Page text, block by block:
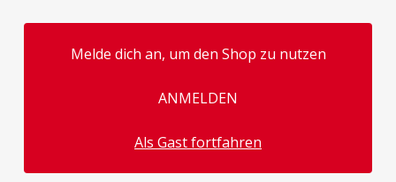
Melde dich an, um den Shop zu nutzen
ANMELDEN
Als Gast fortfahren